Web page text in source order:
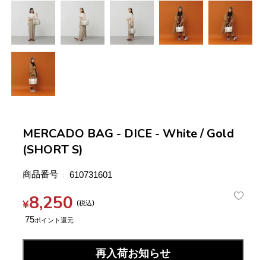
MERCADO BAG - DICE - White / Gold
(SHORT S)
商品番号 610731601
¥8,250 税込
75
再入荷お知らせ